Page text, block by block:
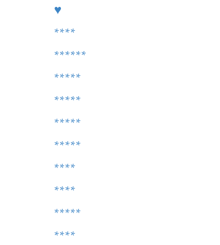
♥
****
******
*****
*****
*****
*****
****
****
*****
****